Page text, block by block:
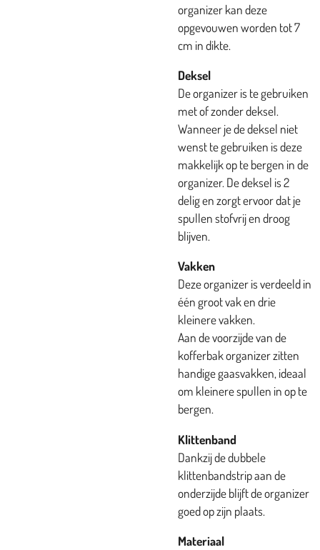
organizer kan deze
opgevouwen worden tot 7
cm in dikte.
Deksel
De organizer is te gebruiken
met of zonder deksel.
Wanneer je de deksel niet
wenst te gebruiken is deze
makkelijk op te bergen in de
organizer. De deksel is 2
delig en zorgt ervoor dat je
spullen stofvrij en droog
blijven.
Vakken
Deze organizer is verdeeld in
één groot vak en drie
kleinere vakken.
Aan de voorzijde van de
kofferbak organizer zitten
handige gaasvakken, ideaal
om kleinere spullen in op te
bergen.
Klittenband
Dankzij de dubbele
klittenbandstrip aan de
onderzijde blijft de organizer
goed op zijn plaats.
Materiaal